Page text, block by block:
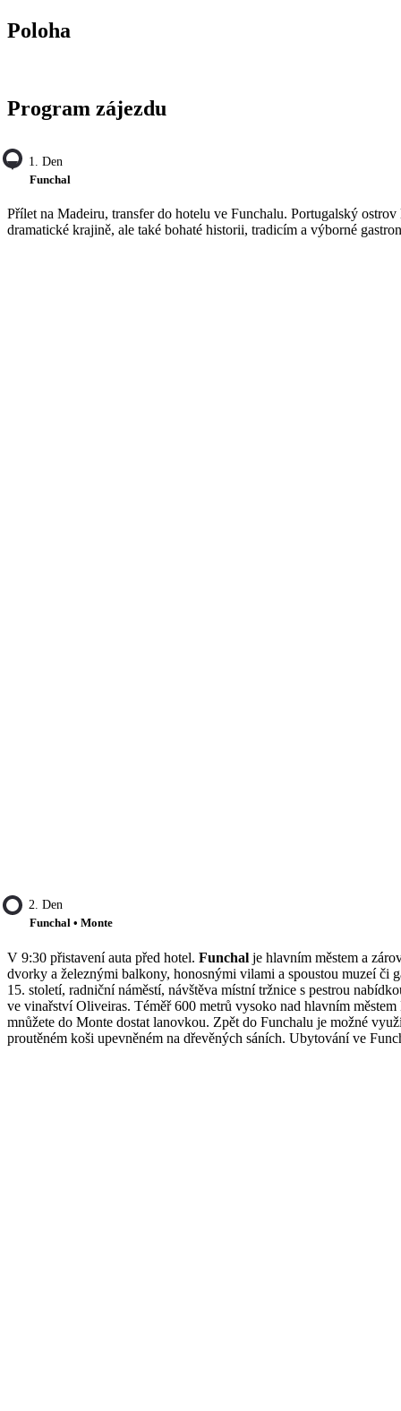
Poloha
Program zájezdu
1. Den
Funchal
Přílet na Madeiru, transfer do hotelu ve Funchalu. Portugalský
dramatické krajině, ale také bohaté historii, tradicím a výborné
2. Den
Funchal • Monte
V 9:30 přistavení auta před hotel. Funchal je hlavním městem a
dvorky a železnými balkony, honosnými vilami a spoustou muzeí či
15. století, radniční náměstí, návštěva místní tržnice s pestrou
ve vinařství Oliveiras. Téměř 600 metrů vysoko nad hlavním
mnůžete do Monte dostat lanovkou. Zpět do Funchalu je možné
proutěném koši upevněném na dřevěných sáních. Ubytování ve